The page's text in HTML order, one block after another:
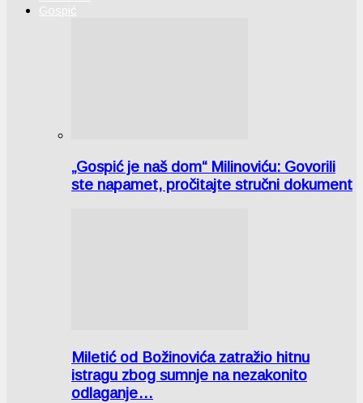
Gospić
„Gospić je naš dom“ Milinoviću: Govorili
ste napamet, pročitajte stručni dokument
Miletić od Božinovića zatražio hitnu
istragu zbog sumnje na nezakonito
odlaganje…